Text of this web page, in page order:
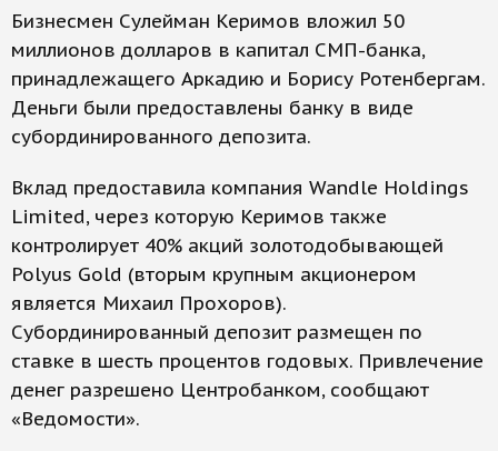
Бизнесмен Сулейман Керимов вложил 50
миллионов долларов в капитал СМП-банка,
принадлежащего Аркадию и Борису Ротенбергам.
Деньги были предоставлены банку в виде
субординированного депозита.
Вклад предоставила компания Wandle Holdings
Limited, через которую Керимов также
контролирует 40% акций золотодобывающей
Polyus Gold (вторым крупным акционером
является Михаил Прохоров).
Субординированный депозит размещен по
ставке в шесть процентов годовых. Привлечение
денег разрешено Центробанком, сообщают
«Ведомости».